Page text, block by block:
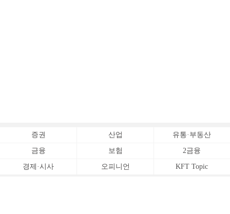
증권 산업 유통·부동산
금융 보험 2금융
경제·시사 오피니언 KFT Topic